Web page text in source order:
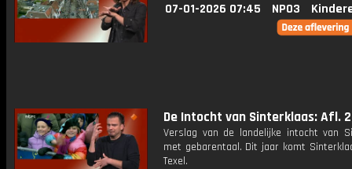
07-01-2026 07:45 NPO3
De Intocht van Sinterklaas: Afl. 2
Verslag van de landelijke intocht van
met gebarentaal. Dit jaar komt
Texel.